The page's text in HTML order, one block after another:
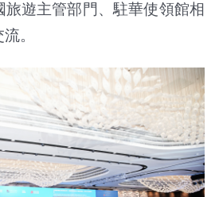
遊主管部門、駐華使領館相
。